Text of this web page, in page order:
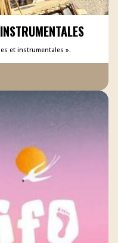
et instrumentales ».